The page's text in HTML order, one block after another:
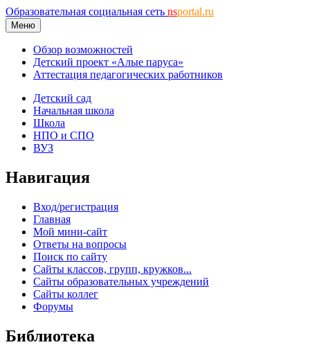
Образовательная социальная сеть nsportal.ru
Меню
Обзор возможностей
Детский проект «Алые паруса»
Аттестация педагогических работников
Детский сад
Начальная школа
Школа
НПО и СПО
ВУЗ
Навигация
Вход/регистрация
Главная
Мой мини-сайт
Ответы на вопросы
Поиск по сайту
Сайты классов, групп, кружков...
Сайты образовательных учреждений
Сайты коллег
Форумы
Библиотека